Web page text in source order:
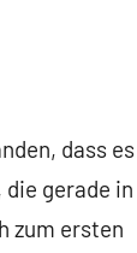
dass es
gerade in
zum ersten